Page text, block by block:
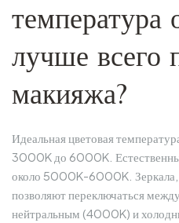
температура
лучше всего
макияжа?
Идеальная цветовая
3000K до 6000K.
около 5000K-6000K. Зеркала,
позволяют переключаться
нейтральным (4000K) и